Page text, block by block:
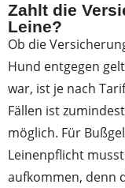
Zahlt die
Leine?
Ob die
Hund entgegen
war, ist je nach
Fällen ist
möglich. Für
Leinenpflicht
aufkommen, denn